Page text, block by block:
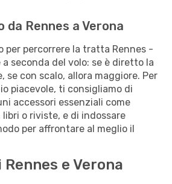
da Rennes a Verona
per percorrere la tratta Rennes -
a seconda del volo: se è diretto la
se con scalo, allora maggiore. Per
piacevole, ti consigliamo di
accessori essenziali come
o riviste, e di indossare
per affrontare al meglio il
e Verona